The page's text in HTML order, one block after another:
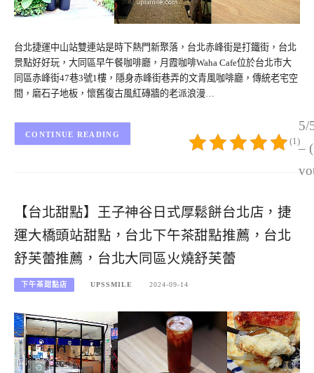
台北捷運中山站雙連站是時下熱門新聚落，台北赤峰街是打鐵街，台北
景點好好玩，大同區早午餐咖啡廳，月霞咖啡Waha Cafe位於台北市大
同區赤峰街47巷3號1樓，隱身赤峰街巷弄的文青風咖啡廳，傳統老宅空
間，磨石子地板，懷舊復古風紅磚牆的老派浪漫…
5/
–
(1)
CONTINUE READING
【台北甜點】王子神谷日式厚鬆餅台北店，捷
運大橋頭站甜點，台北下午茶甜點推薦，台北
舒芙蕾推薦，台北大同區火燒舒芙蕾
下午茶甜點店 UPSSMILE 2024-09-14